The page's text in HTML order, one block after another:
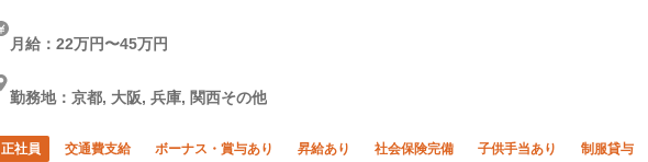
月給：22万円〜45万円
勤務地：京都, 大阪, 兵庫, 関西その他
正社員 交通費支給 ボーナス・賞与あり 昇給あり 社会保険完備 子供手当あり 制服貸与